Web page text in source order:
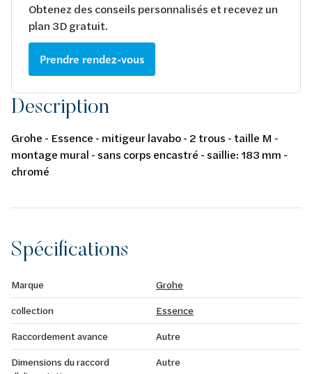
Obtenez des conseils personnalisés et recevez un
plan 3D gratuit.
Prendre rendez-vous
Description
Grohe - Essence - mitigeur lavabo - 2 trous - taille M -
montage mural - sans corps encastré - saillie: 183 mm -
chromé
Spécifications
Marque
Grohe
collection
Essence
Raccordement avance
Autre
Dimensions du raccord
Autre